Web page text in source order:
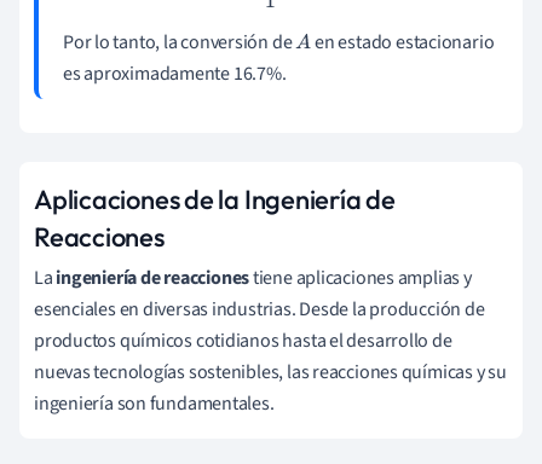
Por lo tanto, la conversión deA en estado estacionario
es aproximadamente 16.7%.
Aplicaciones de la Ingeniería de
Reacciones
Laingeniería de reaccionestiene aplicaciones amplias y
esenciales en diversas industrias. Desde la producción de
productos químicos cotidianos hasta el desarrollo de
nuevas tecnologías sostenibles, las reacciones químicas y su
ingeniería son fundamentales.